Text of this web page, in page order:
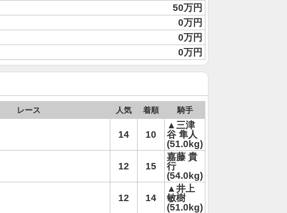
50万円
0万円
0万円
0万円
レース 人気 着順 騎手
14 10
▲三津
谷 隼人
(51.0kg)
12 15
嘉藤 貴
行
(54.0kg)
12 14
▲井上
敏樹
(51.0kg)